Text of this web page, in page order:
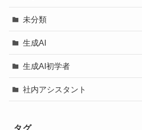
未分類
生成AI
生成AI初学者
社内アシスタント